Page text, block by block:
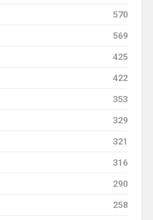
570
569
425
422
353
329
321
316
290
258